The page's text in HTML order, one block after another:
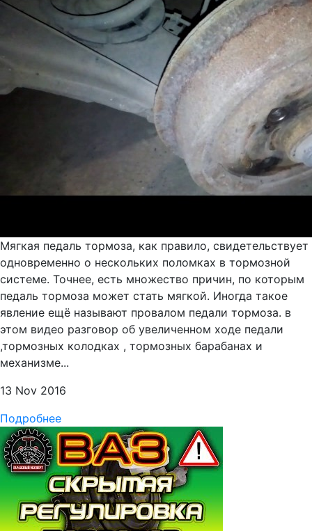
Мягкая педаль тормоза, как правило, свидетельствует
одновременно о нескольких поломках в тормозной
системе. Точнее, есть множество причин, по которым
педаль тормоза может стать мягкой. Иногда такое
явление ещё называют провалом педали тормоза. в
этом видео разговор об увеличенном ходе педали
,тормозных колодках , тормозных барабанах и
механизме...
13 Nov 2016
Подробнее